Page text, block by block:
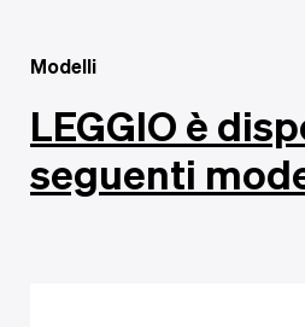
Modelli
LEGGIO è
seguenti